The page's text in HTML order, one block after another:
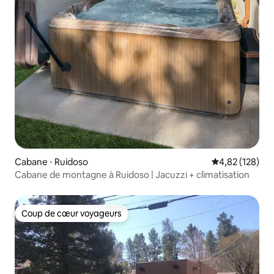
Cabane ⋅ Ruidoso Évaluation
4,82 (128)
Cabane de montagne à Ruidoso | Jacuzzi + climatisation
Coup de cœur voyageurs
Coup de cœur voyageurs